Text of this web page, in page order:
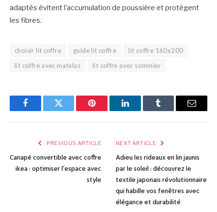
adaptés évitent l’accumulation de poussière et protègent
les fibres.
choisir lit coffre guide lit coffre
lit coffre 160x200
lit coffre avec matelas
lit coffre avec sommier
FacebookTwitter Pinterest LinkedInTumblr Email
PREVIOUS ARTICLE
Canapé convertible avec coffre
ikea : optimiser l’espace avec
style
NEXT ARTICLE
Adieu les rideaux en lin jaunis
par le soleil : découvrez le
textile japonais révolutionnaire
qui habille vos fenêtres avec
élégance et durabilité